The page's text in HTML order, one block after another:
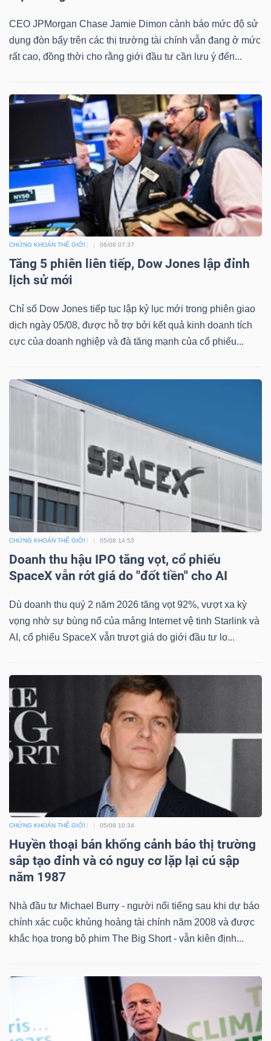
CEO JPMorgan Chase Jamie Dimon cảnh báo mức độ sử
dụng đòn bẩy trên các thị trường tài chính vẫn đang ở mức
rất cao, đồng thời cho rằng giới đầu tư cần lưu ý đến...
CHỨNG KHOÁN THẾ GIỚI 06/08 07:37
Tăng 5 phiên liên tiếp, Dow Jones lập đỉnh
lịch sử mới
Chỉ số Dow Jones tiếp tục lập kỷ lục mới trong phiên giao
dịch ngày 05/08, được hỗ trợ bởi kết quả kinh doanh tích
cực của doanh nghiệp và đà tăng mạnh của cổ phiếu...
CHỨNG KHOÁN THẾ GIỚI 05/08 14:53
Doanh thu hậu IPO tăng vọt, cổ phiếu
SpaceX vẫn rớt giá do "đốt tiền" cho AI
Dù doanh thu quý 2 năm 2026 tăng vọt 92%, vượt xa kỳ
vọng nhờ sự bùng nổ của mảng Internet vệ tinh Starlink và
AI, cổ phiếu SpaceX vẫn trượt giá do giới đầu tư lo...
CHỨNG KHOÁN THẾ GIỚI 05/08 10:34
Huyền thoại bán khống cảnh báo thị trường
sắp tạo đỉnh và có nguy cơ lặp lại cú sập
năm 1987
Nhà đầu tư Michael Burry - người nổi tiếng sau khi dự báo
chính xác cuộc khủng hoảng tài chính năm 2008 và được
khắc họa trong bộ phim The Big Short - vẫn kiên định...